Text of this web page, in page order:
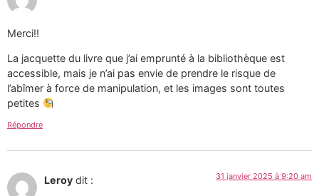
Merci!!
La jacquette du livre que j’ai emprunté à la bibliothèque est
accessible, mais je n’ai pas envie de prendre le risque de
l’abîmer à force de manipulation, et les images sont toutes
petites
Répondre
Leroy dit : 31 janvier 2025 à 9:20 am